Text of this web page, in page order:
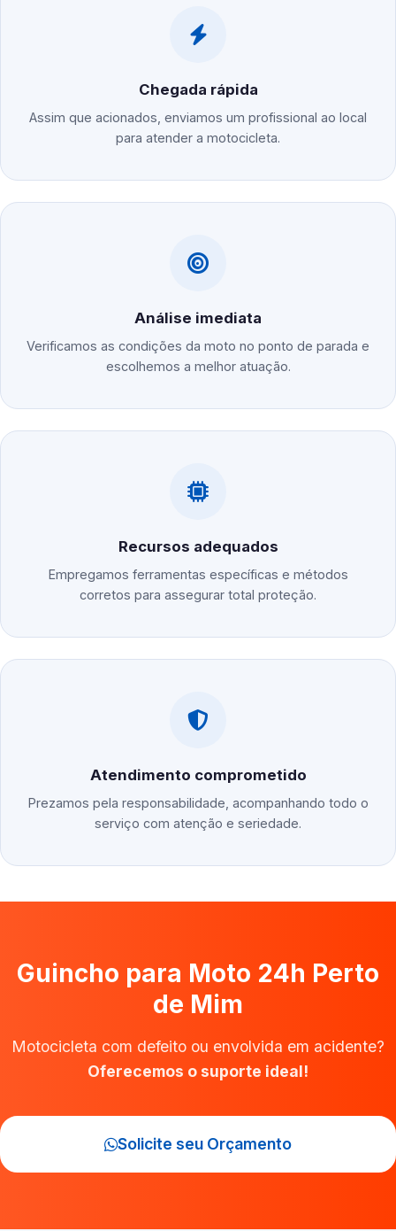
Chegada rápida
Assim que acionados, enviamos um profissional ao local
para atender a motocicleta.
Análise imediata
Verificamos as condições da moto no ponto de parada e
escolhemos a melhor atuação.
Recursos adequados
Empregamos ferramentas específicas e métodos
corretos para assegurar total proteção.
Atendimento comprometido
Prezamos pela responsabilidade, acompanhando todo o
serviço com atenção e seriedade.
Guincho para Moto 24h Perto
de Mim
Motocicleta com defeito ou envolvida em acidente?
Oferecemos o suporte ideal!
Solicite seu Orçamento